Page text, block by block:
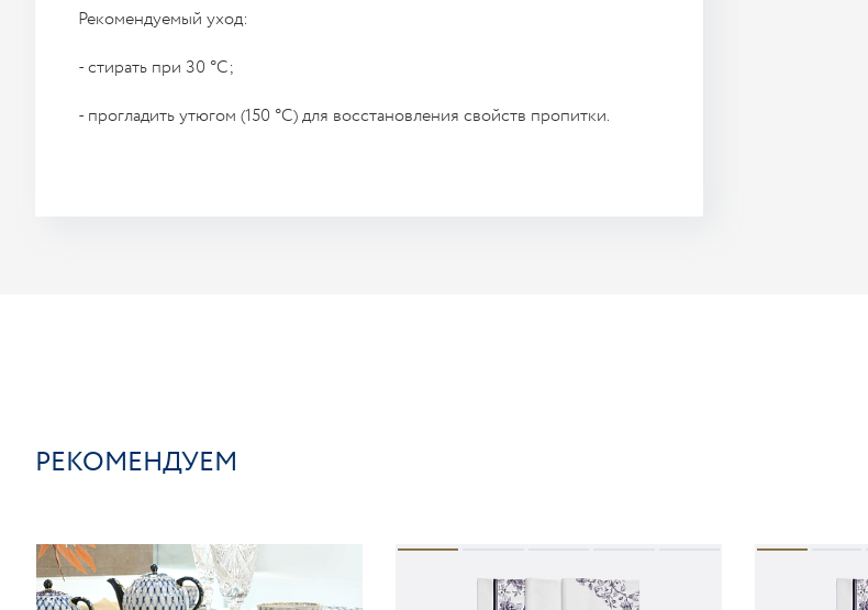
Рекомендуемый уход:
- стирать при 30 °C;
- прогладить утюгом (150 °C) для восстановления свойств пропитки.
РЕКОМЕНДУЕМ